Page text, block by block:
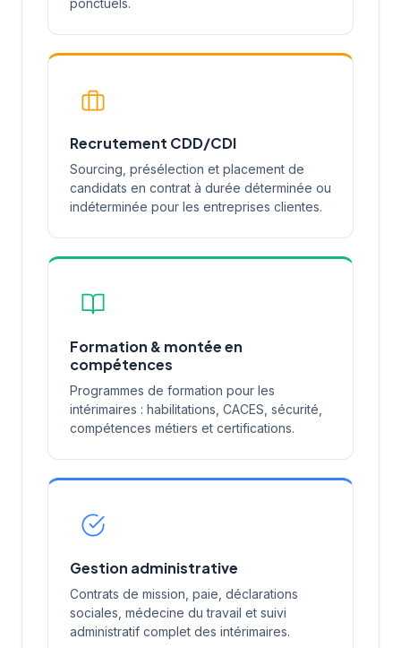
Recrutement CDD/CDI
Sourcing, présélection et placement de
candidats en contrat à durée déterminée ou
indéterminée pour les entreprises clientes.
Formation & montée en
compétences
Programmes de formation pour les
intérimaires : habilitations, CACES, sécurité,
compétences métiers et certifications.
Gestion administrative
Contrats de mission, paie, déclarations
sociales, médecine du travail et suivi
administratif complet des intérimaires.